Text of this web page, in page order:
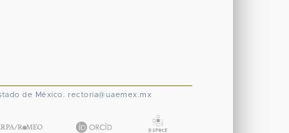
de México. rectoria@uaemex.mx